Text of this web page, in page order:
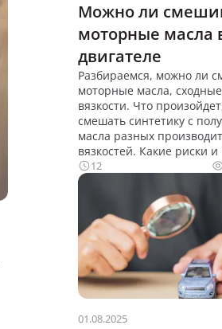
Можно ли
моторные масла
двигателе
Разбираемся, можно ли
моторные масла,
вязкости. Что
смешать синтетику с
масла разных
вязкостей. Какие риски и
экстренной ситуации.
12
01.08.2025